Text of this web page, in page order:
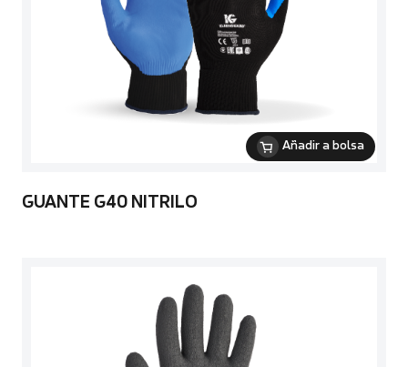
Añadir a bolsa
GUANTE G40 NITRILO